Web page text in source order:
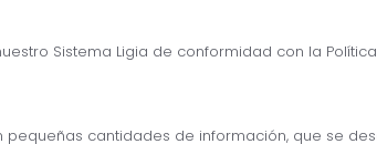
Sistema Ligia de conformidad con la
pequeñas cantidades de información, que se